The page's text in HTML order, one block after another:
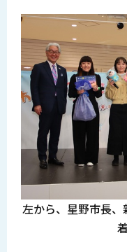
左から、星野市長